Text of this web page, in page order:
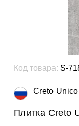
Код товара: S-
Creto
Плитка Creto